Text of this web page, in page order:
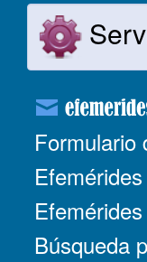
Formulario
Búsqueda